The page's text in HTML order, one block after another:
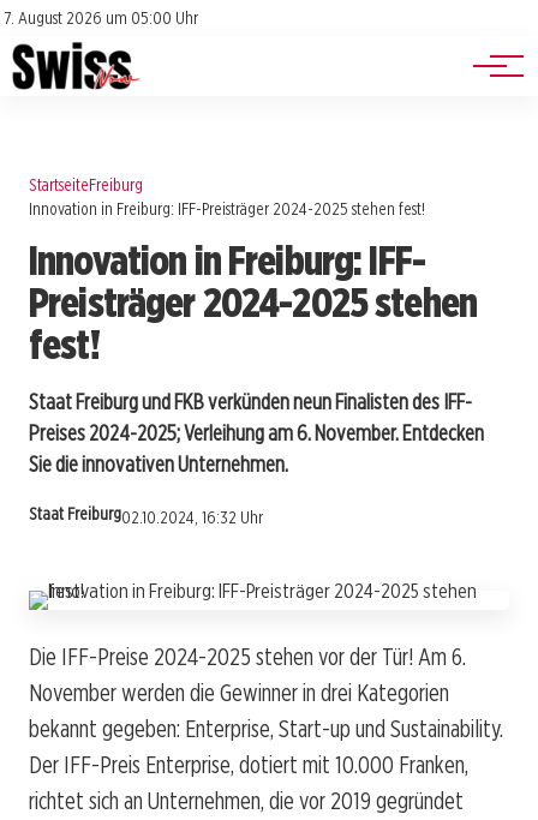
7. August 2026 um 05:00 Uhr
Impressum
Datenschutz
Jobs
Events
StartseiteFreiburg
Innovation in Freiburg: IFF-Preisträger 2024-2025 stehen fest!
Innovation in Freiburg: IFF-
Preisträger 2024-2025 stehen
fest!
Staat Freiburg und FKB verkünden neun Finalisten des IFF-
Preises 2024-2025; Verleihung am 6. November. Entdecken
Sie die innovativen Unternehmen.
Staat Freiburg02.10.2024, 16:32 Uhr
Die IFF-Preise 2024-2025 stehen vor der Tür! Am 6.
November werden die Gewinner in drei Kategorien
bekannt gegeben: Enterprise, Start-up und Sustainability.
Der IFF-Preis Enterprise, dotiert mit 10.000 Franken,
richtet sich an Unternehmen, die vor 2019 gegründet